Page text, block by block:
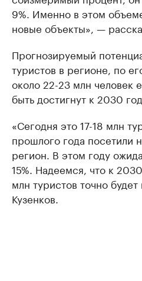
9%. Именно в этом
новые объекты», —
Прогнозируемый
туристов в регионе, по
около 22-23 млн человек
быть достигнут к 2030
«Сегодня это 17-18 млн
прошлого года посетили
регион. В этом году
15%. Надеемся, что к
млн туристов точно
Кузенков.